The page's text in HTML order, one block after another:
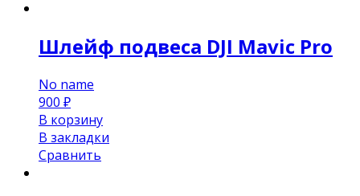
Шлейф подвеса DJI Mavic Pro
No name
900 ₽
В корзину
В закладки
Сравнить